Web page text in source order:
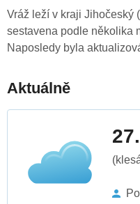
Vráž leží v kraji Jihočeský
sestavena podle několika
Naposledy byla
Aktuálně